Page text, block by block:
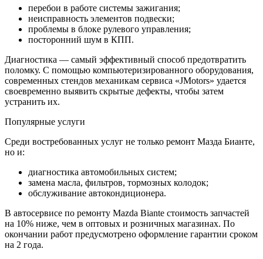
перебои в работе системы зажигания;
неисправность элементов подвески;
проблемы в блоке рулевого управления;
посторонний шум в КПП.
Диагностика — самый эффективный способ предотвратить
поломку. С помощью компьютеризированного оборудования,
современных стендов механикам сервиса «JMotors» удается
своевременно выявить скрытые дефекты, чтобы затем
устранить их.
Популярные услуги
Среди востребованных услуг не только ремонт Мазда Бианте,
но и:
диагностика автомобильных систем;
замена масла, фильтров, тормозных колодок;
обслуживание автокондиционера.
В автосервисе по ремонту Mazda Biante стоимость запчастей
на 10% ниже, чем в оптовых и розничных магазинах. По
окончании работ предусмотрено оформление гарантии сроком
на 2 года.